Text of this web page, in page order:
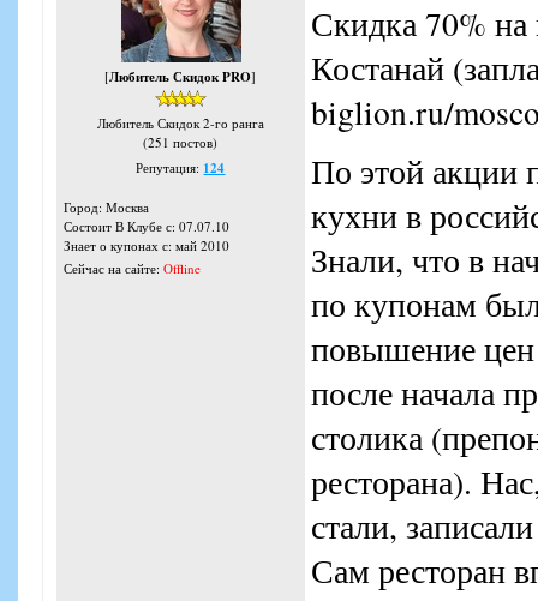
[Любитель Скидок PRO]
Любитель Скидок 2-го ранга
(251 постов)
Репутация: 124
Город: Москва
Состоит В Клубе с: 07.07.10
Знает о купонах с: май 2010
Сейчас на сайте: Offline
Скидка 70% на
Костанай
biglion.ru/
По этой акции
кухни в
Знали, что в
по купонам
повышение цен
после начала
столика
ресторана).
стали,
Сам ресторан